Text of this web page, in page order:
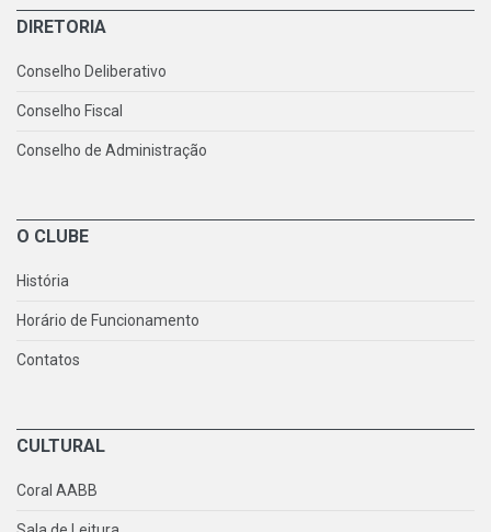
DIRETORIA
Conselho Deliberativo
Conselho Fiscal
Conselho de Administração
O CLUBE
História
Horário de Funcionamento
Contatos
CULTURAL
Coral AABB